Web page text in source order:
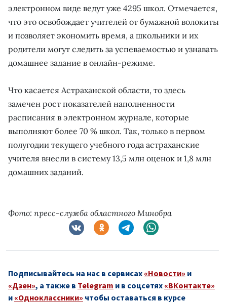
электронном виде ведут уже 4295 школ. Отмечается,
что это освобождает учителей от бумажной волокиты
и позволяет экономить время, а школьники и их
родители могут следить за успеваемостью и узнавать
домашнее задание в онлайн-режиме.
Что касается Астраханской области, то здесь
замечен рост показателей наполненности
расписания в электронном журнале, которые
выполняют более 70 % школ. Так, только в первом
полугодии текущего учебного года астраханские
учителя внесли в систему 13,5 млн оценок и 1,8 млн
домашних заданий.
Фото: пресс-служба областного Минобра
Подписывайтесь на нас в сервисах «Новости» и
«Дзен», а также в Telegram и в соцсетях «ВКонтакте»
и «Одноклассники» чтобы оставаться в курсе